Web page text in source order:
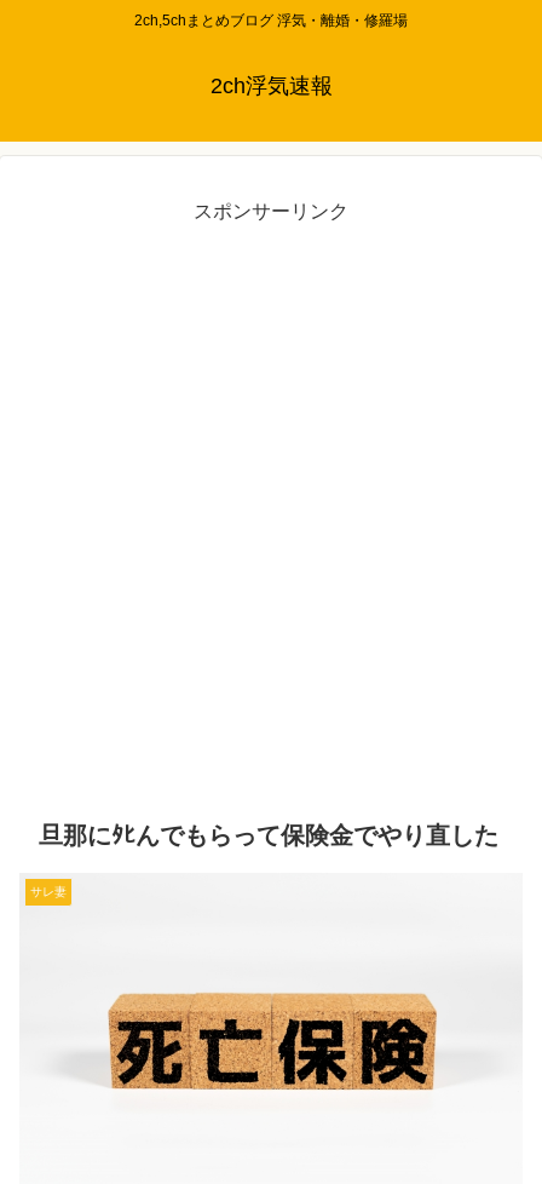
2ch,5chまとめブログ 浮気・離婚・修羅場
2ch浮気速報
スポンサーリンク
旦那にﾀﾋんでもらって保険金でやり直した
サレ妻